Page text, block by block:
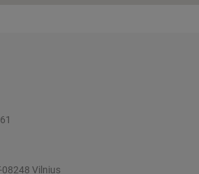
08248 Vilnius